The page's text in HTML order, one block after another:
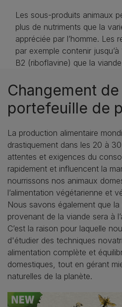
Les sous-produits animaux
plus de nutriments que la
appréciée par l’homme. Les
par exemple contenir
B2 (riboflavine) que la
Changement
portefeuille de
La production alimentaire
drastiquement dans les 20 à
attentes et exigences du
rapidement et influencent la
nourrissons nos animaux
l’alimentation végétarienne et
Nous savons également que
provenant de la viande sera à
C’est la raison pour laquelle
d'étudier des techniques
alimentation complète et
domestiques, tout en gérant
naturelles de la planète.